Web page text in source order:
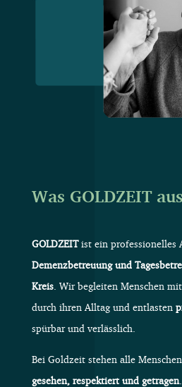
Was GOLDZEIT
GOLDZEITist ein professionelles
Demenzbetreuung und
Kreis. Wir begleiten Menschen
durch ihren Alltag und entlasten
spürbar und verlässlich.
Bei Goldzeit stehen alle
gesehen, respektiert und getragen